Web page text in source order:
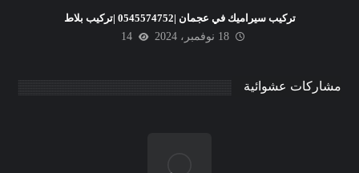
تركيب سيراميك في عجمان |0545574752 |تركيب بلاط
18 نوفمبر، 2024
14
مشاركات عشوائية